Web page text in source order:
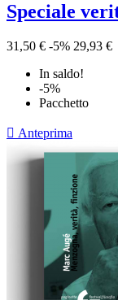
Speciale
31,50 € -5% 29,93 €
In saldo!
-5%
Pacchetto
 Anteprima